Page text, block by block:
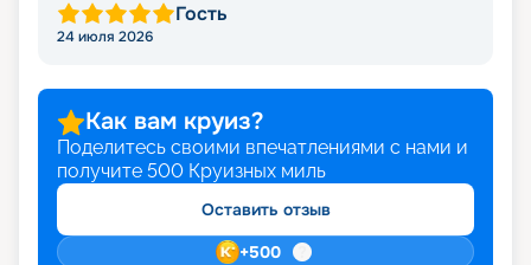
Гость
24 июля 2026
Как вам круиз?
Поделитесь своими впечатлениями с нами и
получите 500 Круизных миль
Оставить отзыв
+500